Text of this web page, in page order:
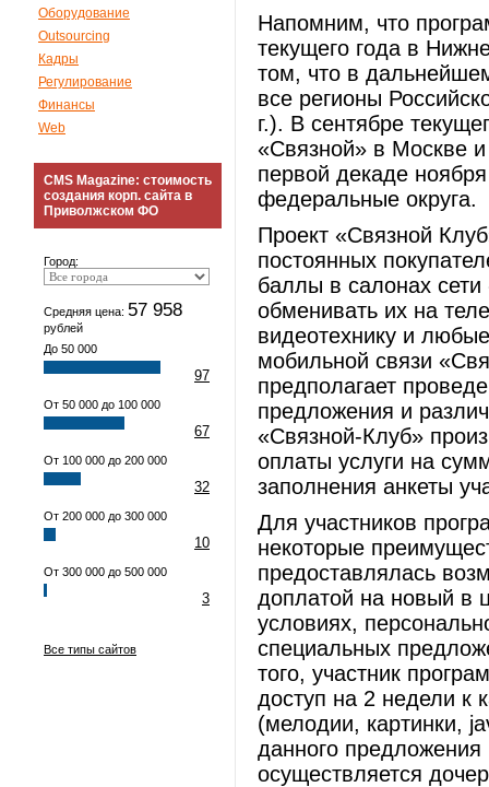
Оборудование
Outsourcing
Кадры
Регулирование
Финансы
Web
CMS Magazine: стоимость
создания корп. сайта в
Приволжском ФО
Город:
Средняя цена: 57 958
рублей
До 50 000
97
От 50 000 до 100 000
67
От 100 000 до 200 000
32
От 200 000 до 300 000
10
От 300 000 до 500 000
3
Все типы сайтов
Напомним, что
текущего года в
том, что в
все регионы
г.). В сентябре
«Связной» в Москве
первой декаде
федеральные округа.
Проект «Связной
постоянных
баллы в салонах сети
обменивать их на
видеотехнику и
мобильной связи
предполагает
предложения и
«Связной-Клуб»
оплаты услуги на
заполнения анкеты
Для участников
некоторые
предоставлялась
доплатой на новый в
условиях,
специальных
того, участник
доступ на 2 недели к
(мелодии, картинки,
данного
осуществляется